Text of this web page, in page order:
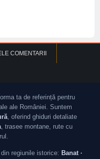
COMENTARII
ta de referință pentru
ale României. Suntem
, oferind ghiduri detaliate
, trasee montane, rute cu
regiunile istorice: Banat ·